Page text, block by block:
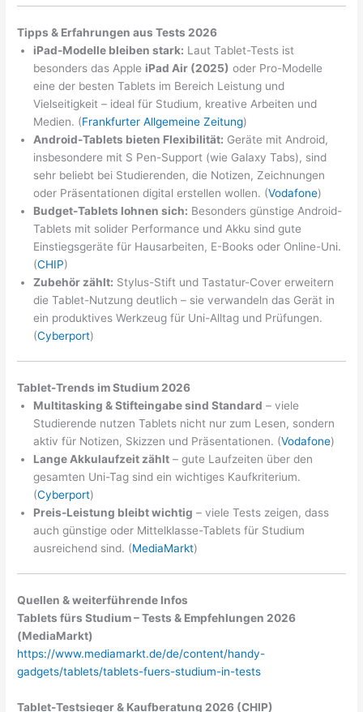
Tipps & Erfahrungen aus Tests 2026
iPad-Modelle bleiben stark: Laut Tablet-Tests ist
besonders das Apple iPad Air (2025) oder Pro-Modelle
eine der besten Tablets im Bereich Leistung und
Vielseitigkeit – ideal für Studium, kreative Arbeiten und
Medien. (Frankfurter Allgemeine Zeitung)
Android-Tablets bieten Flexibilität: Geräte mit Android,
insbesondere mit S Pen-Support (wie Galaxy Tabs), sind
sehr beliebt bei Studierenden, die Notizen, Zeichnungen
oder Präsentationen digital erstellen wollen. (Vodafone)
Budget-Tablets lohnen sich: Besonders günstige Android-
Tablets mit solider Performance und Akku sind gute
Einstiegsgeräte für Hausarbeiten, E-Books oder Online-Uni.
(CHIP)
Zubehör zählt: Stylus-Stift und Tastatur-Cover erweitern
die Tablet-Nutzung deutlich – sie verwandeln das Gerät in
ein produktives Werkzeug für Uni-Alltag und Prüfungen.
(Cyberport)
Tablet-Trends im Studium 2026
Multitasking & Stifteingabe sind Standard – viele
Studierende nutzen Tablets nicht nur zum Lesen, sondern
aktiv für Notizen, Skizzen und Präsentationen. (Vodafone)
Lange Akkulaufzeit zählt – gute Laufzeiten über den
gesamten Uni-Tag sind ein wichtiges Kaufkriterium.
(Cyberport)
Preis-Leistung bleibt wichtig – viele Tests zeigen, dass
auch günstige oder Mittelklasse-Tablets für Studium
ausreichend sind. (MediaMarkt)
Quellen & weiterführende Infos
Tablets fürs Studium – Tests & Empfehlungen 2026
(MediaMarkt)
https://www.mediamarkt.de/de/content/handy-
gadgets/tablets/tablets-fuers-studium-in-tests
Tablet-Testsieger & Kaufberatung 2026 (CHIP)